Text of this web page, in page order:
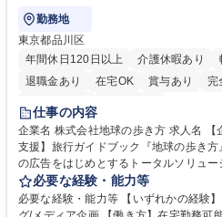
勤務地
東京都品川区
年間休日120日以上
介護休暇あり
退職金あり
在宅OK 賞与あり 完
駅近5分以内
仕事の内容
企業名 株式会社地球の歩き方 求人名 【企画営業/行政・企業向け観光推進
支援】旅行ガイドブック『地球の歩き方』 仕事の内容 『地球の歩き方
の広告をはじめとするトータルソリュ
す。クライアントは、観光（海外旅行、
や事業を推進したい国内外の行政や企業です。 【業務詳細】■
き方』は海外旅行ガイドブックのNo.1
必要な経験・能力等
必要な経験・能力等 【いずれかの経験